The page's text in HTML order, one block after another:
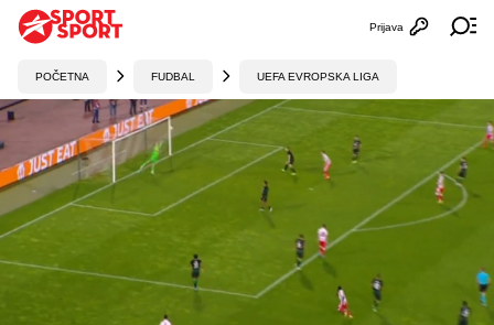
Otvori
Prijava
POČETNA FUDBAL UEFA EVROPSKA LIGA